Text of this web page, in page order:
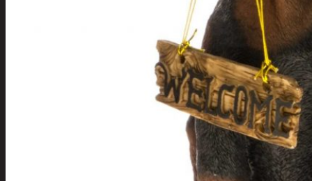
Valoketjut ja
kuusenvalot
Joulukoristeet
Kranssit ja
asetelmat
Tontut ja
muut
Joulutekstiilit
Paketointi
Marjastus
Talvi
Päivittäistavarat